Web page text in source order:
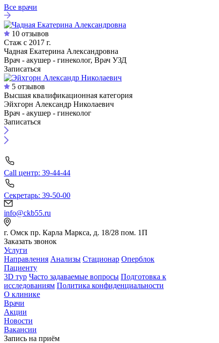
Все врачи
10 отзывов
Стаж с 2017 г.
Чадная Екатерина Александровна
Врач - акушер - гинеколог, Врач УЗД
Записаться
5 отзывов
Высшая квалификационная категория
Эйхгорн Александр Николаевич
Врач - акушер - гинеколог
Записаться
Call центр: 39-44-44
Секретарь: 39-50-00
info@ckb55.ru
г. Омск пр. Карла Маркса, д. 18/28 пом. 1П
Заказать звонок
Услуги
Направления Анализы Стационар Оперблок
Пациенту
3D тур Часто задаваемые вопросы Подготовка к
исследованиям Политика конфиденциальности
О клинике
Врачи
Акции
Новости
Вакансии
Запись на приём